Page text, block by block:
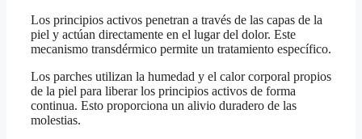
Los principios activos penetran a través de las capas de la
piel y actúan directamente en el lugar del dolor. Este
mecanismo transdérmico permite un tratamiento específico.
Los parches utilizan la humedad y el calor corporal propios
de la piel para liberar los principios activos de forma
continua. Esto proporciona un alivio duradero de las
molestias.